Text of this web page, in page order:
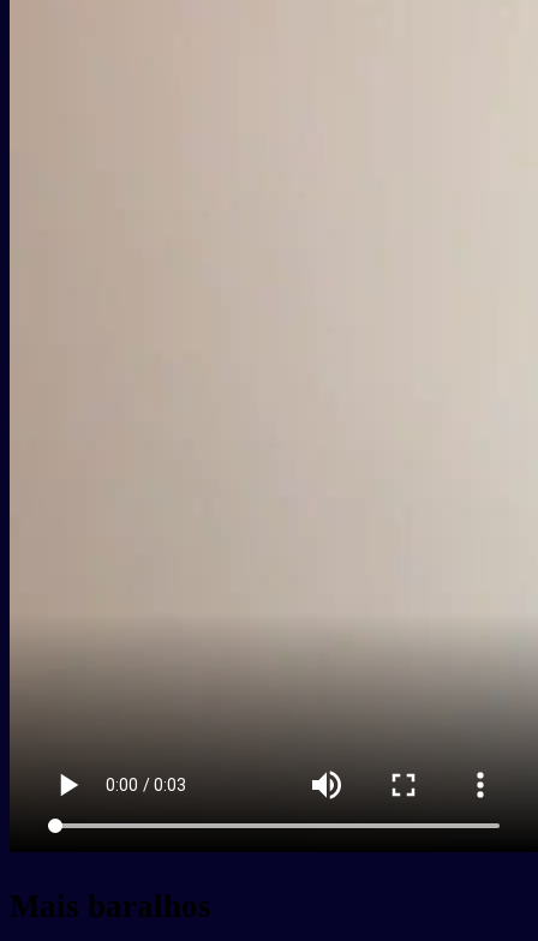
Mais baralhos